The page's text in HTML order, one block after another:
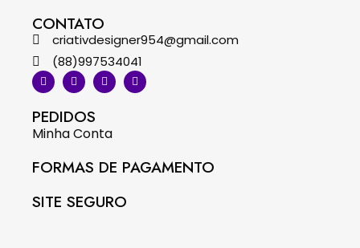
CONTATO
criativdesigner954@gmail.com
(88)997534041
PEDIDOS
Minha Conta
FORMAS DE PAGAMENTO
SITE SEGURO